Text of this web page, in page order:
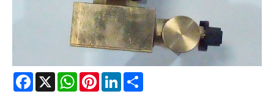
Facebook
X WhatsApp
Pinterest
LinkedIn